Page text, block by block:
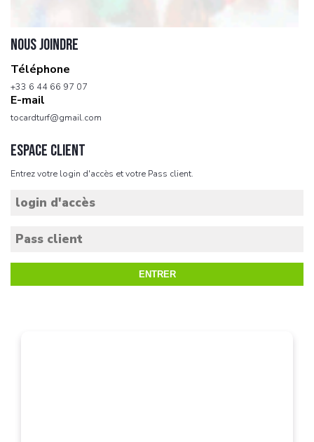
NOUS JOINDRE
Téléphone
+33 6 44 66 97 07
E-mail
tocardturf@gmail.com
ESPACE CLIENT
Entrez votre login d'accès et votre Pass client.